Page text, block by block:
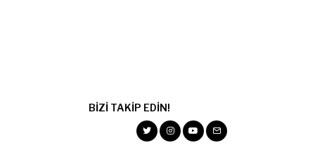
BIZI TAKIP EDIN!